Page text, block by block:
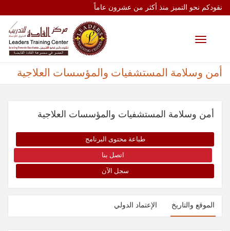
نقودكم نحو التميز منذ أكثر من عشرون عاماً
Toggle
أمن وسلامة المستشفيات والمؤسسات العلاجية
أمن وسلامة المستشفيات والمؤسسات العلاجية
طباعة محتوى البرنامج
اتصل بنا
سجل الآن
الموقع والتاريخ الإعتماد الدولي